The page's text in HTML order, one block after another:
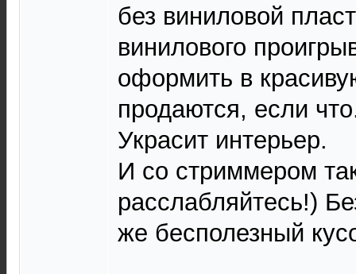
без виниловой
винилового
оформить в
продаются, если
Украсит интерьер.
И со стриммером
расслабляйтесь!)
же бесполезный